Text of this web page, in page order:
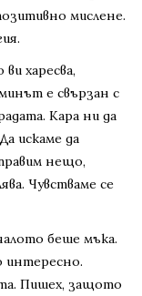
мислене.
харесва,
е свързан с
Кара ни да
искаме да
нещо,
Чувстваме се
беше мъка.
интересно.
Пишех, защото